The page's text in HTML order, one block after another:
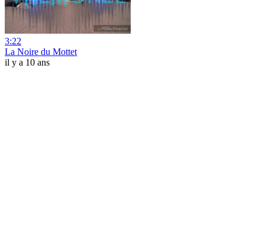
3:22
La Noire du Mottet
il y a 10 ans